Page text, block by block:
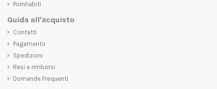
Pornhabiti
Guida all'acquisto
Contatti
Pagamento
Spedizioni
Resi e rimborsi
Domande Frequenti